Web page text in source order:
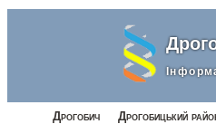
Дрогобич Дрогобицький